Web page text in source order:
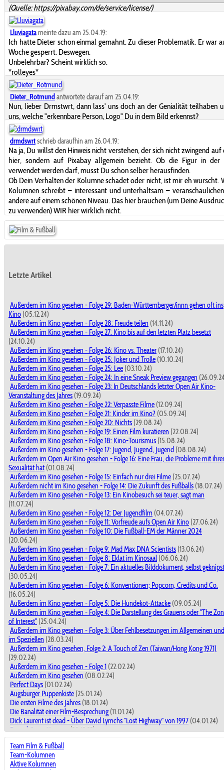
(Quelle: https://pixabay.com/de/service/license/)
Lluviagatameinte dazu am 25.04.19:
Ich hatte Dieter schon einmal gemahnt. Zu dieser Problematik. Er war
Woche gesperrt. Deswegen.
Unbelehrbar? Scheint wirklich so.
*rolleyes*
Dieter_Rotmund antwortete darauf am 25.04.19:
Nun, lieber Drmstwrt, dann lass' uns doch an der Genialität teilhaben
uns, welche "erkennbare Person, Logo" Du in dem Bild erkennst?
drmdswrtschrieb daraufhin am 26.04.19:
Na ja, Du willst den Hinweis nicht verstehen, der sich nicht zwingend auf
hier, sondern auf Pixabay allgemein bezieht. Ob die Figur in der
verwendet werden darf, musst Du schon selber herausfinden.
Ob Dein Verhalten der Kolumne schadet oder nicht, ist mir eh wurscht.
Kolumnen schreibt – interessant und unterhaltsam –
andere auf einem schönen Niveau. Das hier brauchen (um Deine
zu verwenden) WIR hier wirklich nicht.
Letzte Artikel
Außerdem im Kino gesehen - Folge 29: Baden-Württemberger/innn gehen oft ins
Kino (05.12.24)
Außerdem im Kino gesehen - Folge 28: Freude teilen (14.11.24)
Außerdem im Kino gesehen - Folge 27: Kino bis auf den letzten Platz besetzt
(24.10.24)
Außerdem im Kino gesehen - Folge 26: Kino vs. Theater (17.10.24)
Außerdem im Kino gesehen - Folge 25: Joker und Trolle (10.10.24)
Außerdem im Kino gesehen - Folge 25: Lee (03.10.24)
Außerdem im Kino gesehen - Folge 24: In eine Sneak Preview gegangen
Außerdem im Kino gesehen - Folge 23: In Deutschlands letzter Open Air Kino-
Veranstaltung des Jahres (19.09.24)
Außerdem im Kino gesehen - Folge 22: Verpasste Filme (12.09.24)
Außerdem im Kino gesehen - Folge 21: Kinder im Kino? (05.09.24)
Außerdem im Kino gesehen - Folge 20: Nichts (29.08.24)
Außerdem im Kino gesehen - Folge 19: Einen Film kuratieren (22.08.24)
Außerdem im Kino gesehen - Folge 18: Kino-Tourismus (15.08.24)
Außerdem im Kino gesehen - Folge 17: Jugend, Jugend, Jugend (08.08.24)
Außerdem im Open Air Kino gesehen - Folge 16: Eine Frau, die Probleme mit ihrer
Sexualität hat (01.08.24)
Außerdem im Kino gesehen - Folge 15: Einfach nur drei Filme (25.07.24)
Außerdem nicht im Kino gesehen - Folge 14: Die Zukunft des Fußballs (18.07.24)
Außerdem im Kino gesehen - Folge 13: Ein Kinobesuch sei teuer, sagt man
(11.07.24)
Außerdem im Kino gesehen - Folge 12: Der Jugendfilm (04.07.24)
Außerdem im Kino gesehen - Folge 11: Vorfreude aufs Open Air Kino (27.06.24)
Außerdem im Kino gesehen - Folge 10: Die Fußball-EM der Männer 2024
(20.06.24)
Außerdem im Kino gesehen - Folge 9: Mad Max DNA Scientists (13.06.24)
Außerdem im Kino gesehen - Folge 8: Eklat im Kinosaal (06.06.24)
Außerdem im Kino gesehen - Folge 7: Ein aktuelles Bilddokument, selbst geknipst
(30.05.24)
Außerdem im Kino gesehen - Folge 6: Konventionen; Popcorn, Credits und Co.
(16.05.24)
Außerdem im Kino gesehen - Folge 5: Die Hundekot-Attacke (09.05.24)
Außerdem im Kino gesehen - Folge 4: Die Darstellung des Grauens oder "The
of Interest" (25.04.24)
Außerdem im Kino gesehen - Folge 3: Über Fehlbesetzungen im Allgemeinen und
im Speziellen (28.03.24)
Außerdem im Kino gesehen, Folge 2: A Touch of Zen (Taiwan/Hong Kong 1971)
(29.02.24)
Außerdem im Kino gesehen - Folge 1 (22.02.24)
Außerdem im Kino gesehen (08.02.24)
Perfect Days (01.02.24)
Augsburger Puppenkiste (25.01.24)
Die ersten Filme des Jahres (18.01.24)
Die Banalität einer Film-Besprechung (11.01.24)
Dick Laurent ist dead - Über David Lymchs "Lost Highway" von 1997 (04.01.24)
Der schönste Moment(28.12.23)
Dick Laurent ist dead - Über David Lymchs "Lost Highway" von 1997(28.12.23)
Filme miteinander vergleichen ?
The Marvels(14.12.23)
Kino macht der Leben schöner!
Team Film & Fußball
Team-Kolumnen
Aktive Kolumnen